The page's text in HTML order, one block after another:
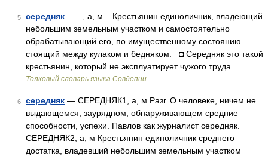
5 середняк — , а, м. Крестьянин единоличник, владеющий
небольшим земельным участком и самостоятельно
обрабатывающий его, по имущественному состоянию
стоящий между кулаком и бедняком. ◘ Середняк это такой
крестьянин, который не эксплуатирует чужого труда …
Толковый словарь языка Совдепии
6 середняк — СЕРЕДНЯК1, а, м Разг. О человеке, ничем не
выдающемся, заурядном, обнаруживающем средние
способности, успехи. Павлов как журналист середняк.
СЕРЕДНЯК2, а, м Крестьянин единоличник среднего
достатка, владевший небольшим земельным участком